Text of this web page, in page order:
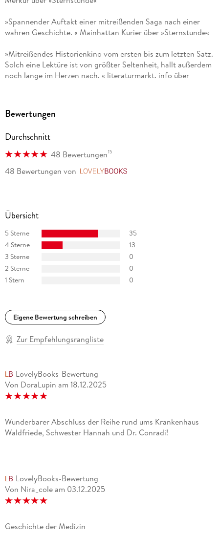
»Spannender Auftakt einer mitreißenden Saga nach einer
wahren Geschichte. « Mainhattan Kurier über »Sternstunde«
»Mitreißendes Historienkino vom ersten bis zum letzten Satz.
Solch eine Lektüre ist von größter Seltenheit, hallt außerdem
noch lange im Herzen nach. « literaturmarkt. info über
Bewertungen
Durchschnitt
48 Bewertungen15
48 Bewertungen von
Übersicht
5 Sterne
35
4 Sterne
13
3 Sterne
0
2 Sterne
0
1 Stern
0
Eigene Bewertung schreiben
Zur Empfehlungsrangliste
LovelyBooks-Bewertung
Von DoraLupin am 18.12.2025
Wunderbarer Abschluss der Reihe rund ums Krankenhaus
Waldfriede, Schwester Hannah und Dr. Conradi!
LovelyBooks-Bewertung
Von Nira_cole am 03.12.2025
Geschichte der Medizin